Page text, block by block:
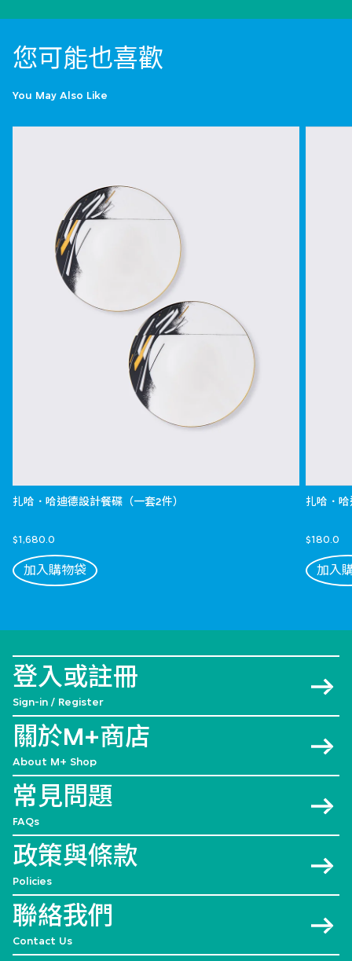
您可能也喜歡
You May Also Like
扎哈．哈迪德設計餐碟（一套2件）
$1,680.0
加入購物袋
扎哈．
$180.0
加入
登入或註冊
Sign-in / Register
關於M+商店
About M+ Shop
常見問題
FAQs
政策與條款
Policies
聯絡我們
Contact Us